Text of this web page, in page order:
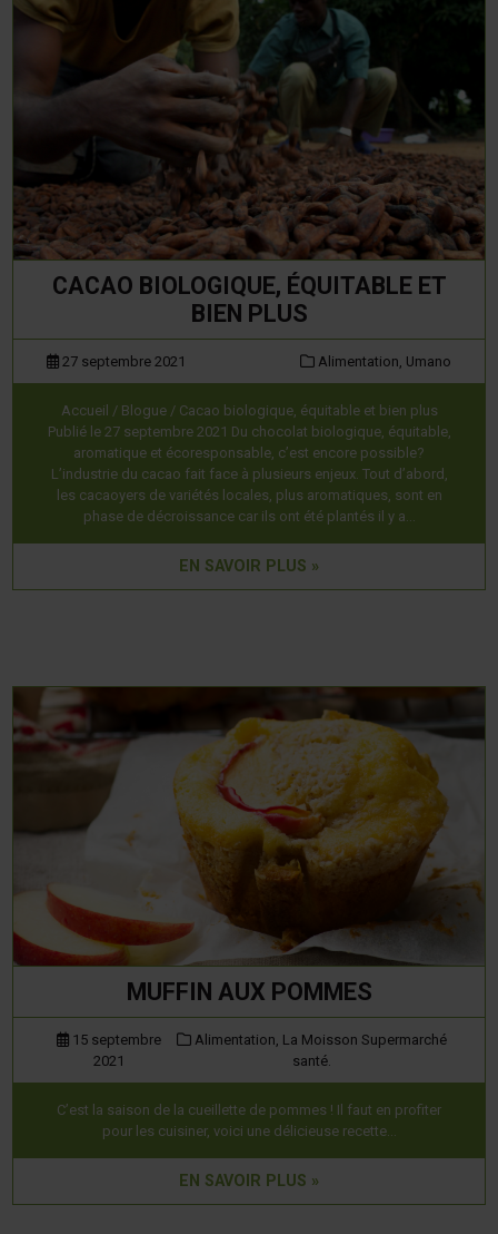
CACAO BIOLOGIQUE, ÉQUITABLE ET
BIEN PLUS
27 septembre 2021 Alimentation, Umano
Accueil / Blogue / Cacao biologique, équitable et bien plus
Publié le 27 septembre 2021 Du chocolat biologique, équitable,
aromatique et écoresponsable, c’est encore possible?
L’industrie du cacao fait face à plusieurs enjeux. Tout d’abord,
les cacaoyers de variétés locales, plus aromatiques, sont en
phase de décroissance car ils ont été plantés il y a…
EN SAVOIR PLUS »
MUFFIN AUX POMMES
15 septembre
2021
Alimentation, La Moisson Supermarché
santé.
C’est la saison de la cueillette de pommes ! Il faut en profiter
pour les cuisiner, voici une délicieuse recette…
EN SAVOIR PLUS »